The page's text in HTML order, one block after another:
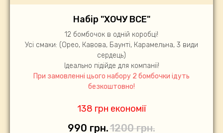
Набір "ХОЧУ ВСЕ"
12 бомбочок в одній коробці!
Усі смаки: (Орео, Кавова, Баунті, Карамельна, 3 види
сердець)
Ідеально підійде для компанії!
При замовленні цього набору 2 бомбочки ідуть
безкоштовно!
138 грн економії
990 грн.1200 грн.